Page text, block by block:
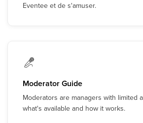
Eventee et de s'amuser.
Moderator Guide
Moderators are managers with limited
what's available and how it works.